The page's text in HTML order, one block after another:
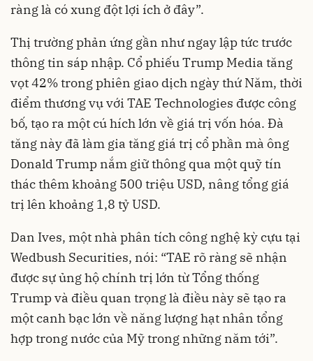
ràng là có xung đột lợi ích ở đây”.
Thị trường phản ứng gần như ngay lập tức trước
thông tin sáp nhập. Cổ phiếu Trump Media tăng
vọt 42% trong phiên giao dịch ngày thứ Năm, thời
điểm thương vụ với TAE Technologies được công
bố, tạo ra một cú hích lớn về giá trị vốn hóa. Đà
tăng này đã làm gia tăng giá trị cổ phần mà ông
Donald Trump nắm giữ thông qua một quỹ tín
thác thêm khoảng 500 triệu USD, nâng tổng giá
trị lên khoảng 1,8 tỷ USD.
Dan Ives, một nhà phân tích công nghệ kỳ cựu tại
Wedbush Securities, nói: “TAE rõ ràng sẽ nhận
được sự ủng hộ chính trị lớn từ Tổng thống
Trump và điều quan trọng là điều này sẽ tạo ra
một canh bạc lớn về năng lượng hạt nhân tổng
hợp trong nước của Mỹ trong những năm tới”.